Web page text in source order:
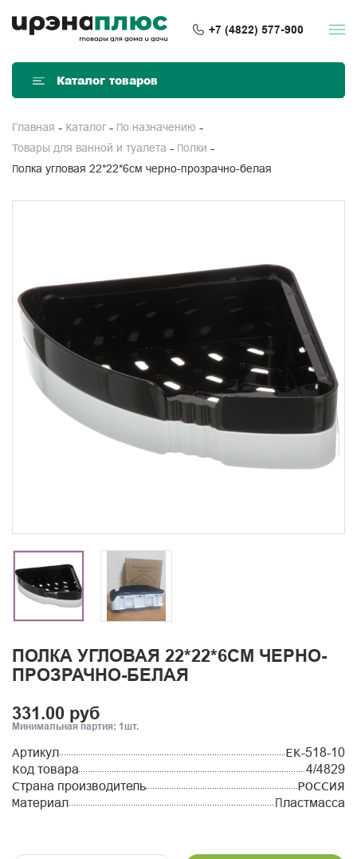
+7 (4822) 577-900
Каталог товаров
Главная Каталог По назначению
Товары для ванной и туалета
Полки
Полка угловая 22*22*6см черно-прозрачно-белая
ПОЛКА УГЛОВАЯ 22*22*6СМ ЧЕРНО-
ПРОЗРАЧНО-БЕЛАЯ
331.00 руб
Минимальная партия: 1шт.
Артикул
EK-518-10
Код товара
4/4829
Страна производитель
РОССИЯ
Материал
Пластмасса